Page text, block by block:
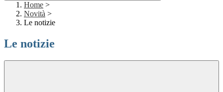
Home >
Novità >
Le notizie
Le notizie